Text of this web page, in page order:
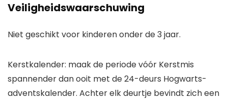
Veiligheidswaarschuwing
Niet geschikt voor kinderen onder de 3 jaar.
Kerstkalender: maak de periode vóór Kerstmis
spannender dan ooit met de 24-deurs Hogwarts-
adventskalender. Achter elk deurtje bevindt zich een